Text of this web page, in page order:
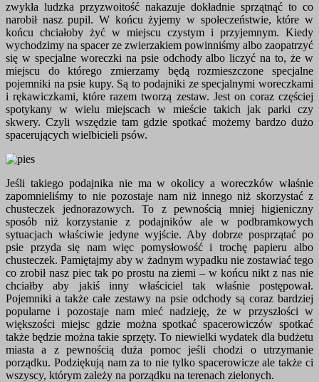
zwykła ludzka przyzwoitość nakazuje dokładnie sprzątnąć to co
narobił nasz pupil. W końcu żyjemy w społeczeństwie, które w
końcu chciałoby żyć w miejscu czystym i przyjemnym. Kiedy
wychodzimy na spacer ze zwierzakiem powinniśmy albo zaopatrzyć
się w specjalne woreczki na psie odchody albo liczyć na to, że w
miejscu do którego zmierzamy będą rozmieszczone specjalne
pojemniki na psie kupy. Są to podajniki ze specjalnymi woreczkami
i rękawiczkami, które razem tworzą zestaw. Jest on coraz częściej
spotykany w wielu miejscach w mieście takich jak parki czy
skwery. Czyli wszędzie tam gdzie spotkać możemy bardzo dużo
spacerujących wielbicieli psów.
Jeśli takiego podajnika nie ma w okolicy a woreczków właśnie
zapomnieliśmy to nie pozostaje nam niż innego niż skorzystać z
chusteczek jednorazowych. To z pewnością mniej higieniczny
sposób niż korzystanie z podajników ale w podbramkowych
sytuacjach właściwie jedyne wyjście. Aby dobrze posprzątać po
psie przyda się nam więc pomysłowość i trochę papieru albo
chusteczek. Pamiętajmy aby w żadnym wypadku nie zostawiać tego
co zrobił nasz piec tak po prostu na ziemi – w końcu nikt z nas nie
chciałby aby jakiś inny właściciel tak właśnie postępował.
Pojemniki a także całe zestawy na psie odchody są coraz bardziej
popularne i pozostaje nam mieć nadzieję, że w przyszłości w
większości miejsc gdzie można spotkać spacerowiczów spotkać
także będzie można takie sprzęty. To niewielki wydatek dla budżetu
miasta a z pewnością duża pomoc jeśli chodzi o utrzymanie
porządku. Podziękują nam za to nie tylko spacerowicze ale także ci
wszyscy, którym zależy na porządku na terenach zielonych.